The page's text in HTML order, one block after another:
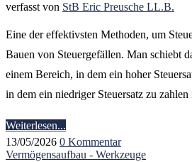
verfasst von StB Eric Preusche LL.B.
Eine der effektivsten Methoden, um
Bauen von Steuergefällen. Man schiebt
einem Bereich, in dem ein hoher
in dem ein niedriger Steuersatz zu
Weiterlesen...
13/05/2026 0 Kommentar
Vermögensaufbau - Werkzeuge